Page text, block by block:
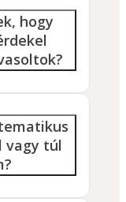
hogy
vagy túl